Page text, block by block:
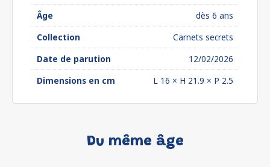
Âge
dès 6 ans
Collection
Carnets secrets
Date de parution
12/02/2026
Dimensions en cm
L 16 × H 21.9 × P 2.5
Du même âge